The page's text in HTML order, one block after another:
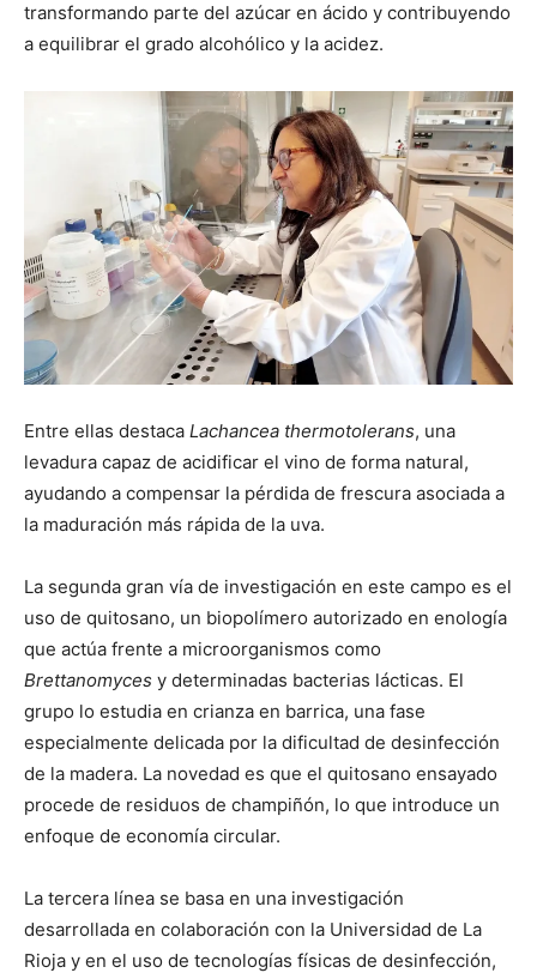
transformando parte del azúcar en ácido y contribuyendo
a equilibrar el grado alcohólico y la acidez.
Entre ellas destaca Lachancea thermotolerans, una
levadura capaz de acidificar el vino de forma natural,
ayudando a compensar la pérdida de frescura asociada a
la maduración más rápida de la uva.
La segunda gran vía de investigación en este campo es el
uso de quitosano, un biopolímero autorizado en enología
que actúa frente a microorganismos como
Brettanomyces y determinadas bacterias lácticas. El
grupo lo estudia en crianza en barrica, una fase
especialmente delicada por la dificultad de desinfección
de la madera. La novedad es que el quitosano ensayado
procede de residuos de champiñón, lo que introduce un
enfoque de economía circular.
La tercera línea se basa en una investigación
desarrollada en colaboración con la Universidad de La
Rioja y en el uso de tecnologías físicas de desinfección,